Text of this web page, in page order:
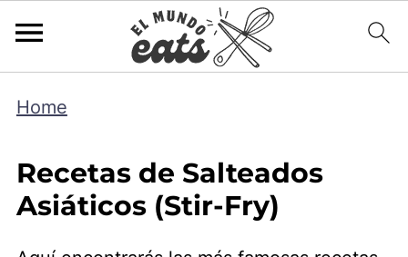
Home
Recetas de Salteados
Asiáticos (Stir-Fry)